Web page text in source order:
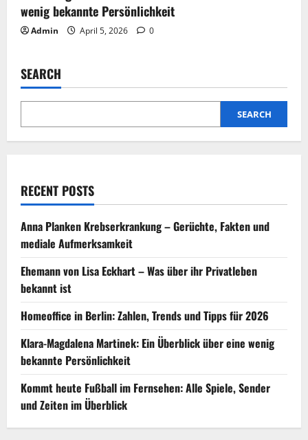
wenig bekannte Persönlichkeit
Admin April 5, 2026 0
SEARCH
SEARCH
RECENT POSTS
Anna Planken Krebserkrankung – Gerüchte, Fakten und
mediale Aufmerksamkeit
Ehemann von Lisa Eckhart – Was über ihr Privatleben
bekannt ist
Homeoffice in Berlin: Zahlen, Trends und Tipps für 2026
Klara-Magdalena Martinek: Ein Überblick über eine wenig
bekannte Persönlichkeit
Kommt heute Fußball im Fernsehen: Alle Spiele, Sender
und Zeiten im Überblick